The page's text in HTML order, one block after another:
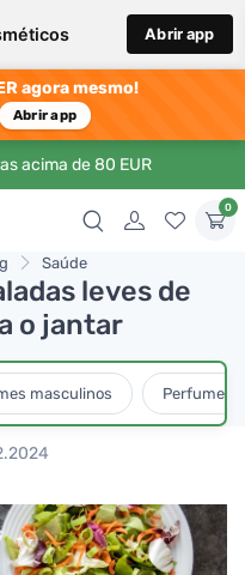
Abrir app
agora mesmo!
Abrir app
acima de 80 EUR
0
Saúde
leves de
o jantar
masculinos Perfumes